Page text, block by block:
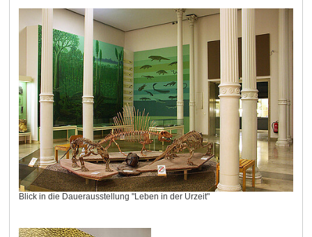
Blick in die Dauerausstellung "Leben in der Urzeit"